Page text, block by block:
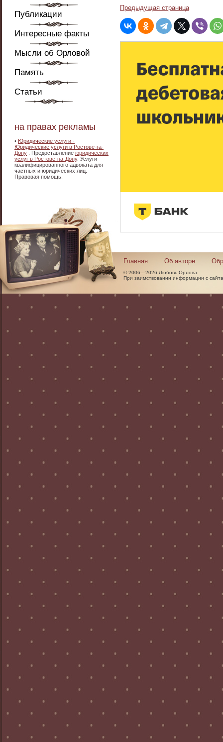
Публикации
Интересные факты
Мысли об Орловой
Память
Статьи
на правах рекламы
• Юридические услуги -
Юридические услуги в Ростове-га-
Дону . Предоставление юридических
услуг в Ростове-на-Дону. Услуги
квалифицированного адвоката для
частных и юридических лиц.
Правовая помощь.
Предыдущая страница
Главная Об авторе
© 2006—2026 Любовь Орлова.
При заимствовании информации с